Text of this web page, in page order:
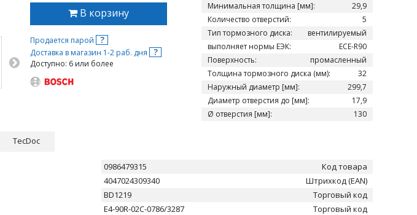
В корзину
Продается парой ?
Доставка в магазин 1-2 раб. дня ?
Доступно: 6 или более
Минимальная толщина [мм]:
29,9
Количество отверстий:
5
Тип тормозного диска:
вентилируемый
выполняет нормы ЕЭК:
ECE-R90
Поверхность:
промасленный
Толщина тормозного диска (мм):
32
Наружный диаметр [мм]:
299,7
Диаметр отверстия до [мм]:
17,9
Ø отверстия [мм]:
130
TecDoc
0986479315
Код товара
4047024309340
Штрихкод (EAN)
BD1219
Торговый код
E4-90R-02C-0786/3287
Торговый код